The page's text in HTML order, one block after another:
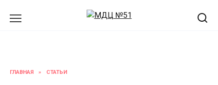
ГЛАВНАЯ » СТАТЬИ